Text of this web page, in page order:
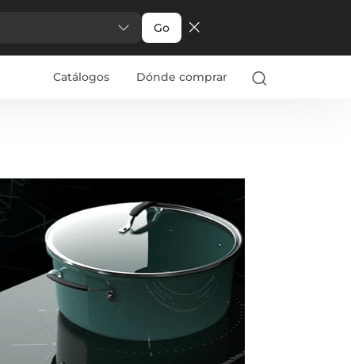
Go
Catálogos Dónde comprar